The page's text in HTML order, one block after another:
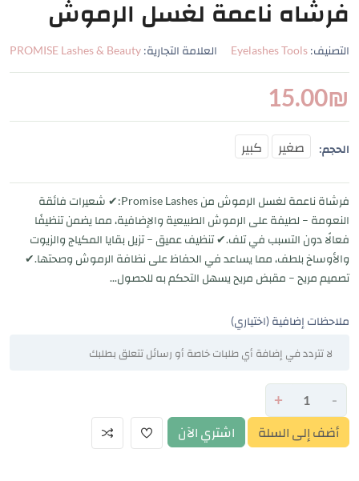
فرشاه ناعمة لغسل الرموش
التصنيف: Eyelashes Tools العلامة التجارية: PROMISE Lashes & Beauty
15.00₪
الحجم: صغير كبير
فرشاة ناعمة لغسل الرموش من Promise Lashes:✔ شعيرات فائقة
النعومة – لطيفة على الرموش الطبيعية والإضافية، مما يضمن تنظيفًا
فعالًا دون التسبب في تلف.✔ تنظيف عميق – تزيل بقايا المكياج والزيوت
والأوساخ بلطف، مما يساعد في الحفاظ على نظافة الرموش وصحتها.✔
تصميم مريح – مقبض مريح يسهل التحكم به للحصول...
ملاحظات إضافية (اختياري)
-
+
أضف إلى السلة اشتري الآن